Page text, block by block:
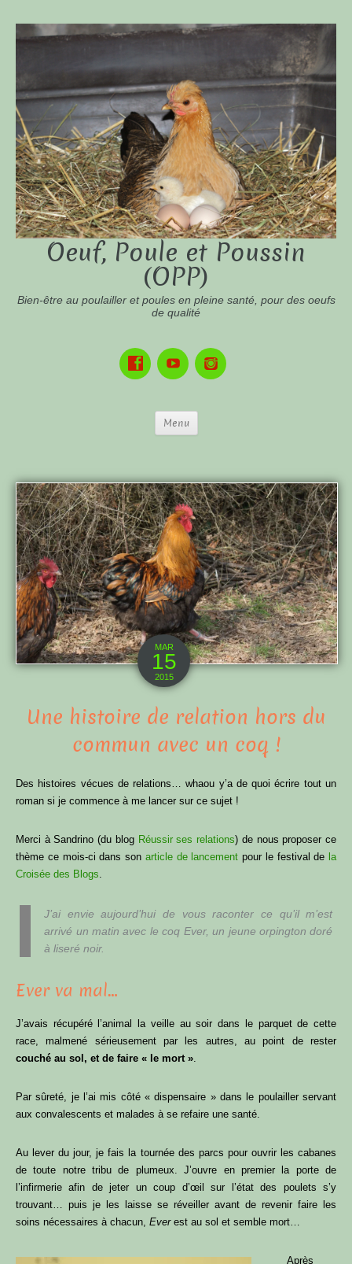
Oeuf, Poule et Poussin
(OPP)
Bien-être au poulailler et poules en pleine santé, pour des oeufs
de qualité
Menu
MAR
15
2015
Une histoire de relation hors du
commun avec un coq !
Des histoires vécues de relations… whaou y’a de quoi écrire tout un
roman si je commence à me lancer sur ce sujet !
Merci à Sandrino (du blog Réussir ses relations) de nous proposer ce
thème ce mois-ci dans son article de lancement pour le festival de la
Croisée des Blogs.
J’ai envie aujourd’hui de vous raconter ce qu’il m’est
arrivé un matin avec le coq Ever, un jeune orpington doré
à liseré noir.
Ever va mal…
J’avais récupéré l’animal la veille au soir dans le parquet de cette
race, malmené sérieusement par les autres, au point de rester
couché au sol, et de faire « le mort »
Par sûreté, je l’ai mis côté « dispensaire » dans le poulailler servant
aux convalescents et malades à se refaire une santé.
Au lever du jour, je fais la tournée des parcs pour ouvrir les cabanes
de toute notre tribu de plumeux. J’ouvre en premier la porte de
l’infirmerie afin de jeter un coup d’œil sur l’état des poulets s’y
trouvant… puis je les laisse se réveiller avant de revenir faire les
soins nécessaires à chacun, Everest au sol et semble mort…
Après